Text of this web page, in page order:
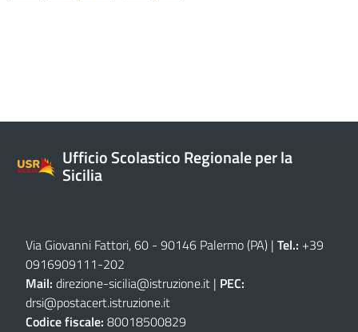
Ufficio Scolastico Regionale per la
Sicilia
Via Giovanni Fattori, 60 - 90146 Palermo (PA) | Tel.: +39
0916909111-202
Mail: direzione-sicilia@istruzione.it | PEC:
drsi@postacert.istruzione.it
Codice fiscale: 80018500829